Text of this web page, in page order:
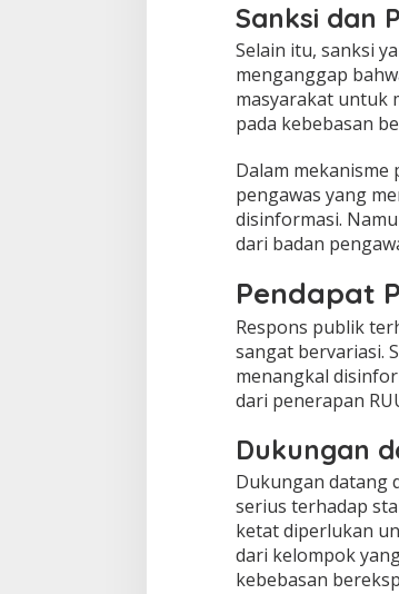
Sanksi dan
Selain itu, sanksi
menganggap
masyarakat untuk
pada kebebasan
Dalam
pengawas yang
disinformasi.
dari badan
Pendapat
Respons publik
sangat bervariasi.
menangkal
dari penerapan
Dukungan
Dukungan datang
serius terhadap
ketat diperlukan
dari kelompok
kebebasan